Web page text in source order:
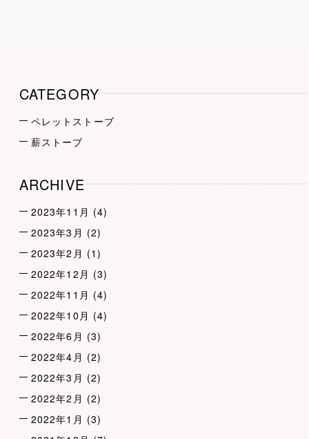
CATEGORY
ペレットストーブ
薪ストーブ
ARCHIVE
2023年11月 (4)
2023年3月 (2)
2023年2月 (1)
2022年12月 (3)
2022年11月 (4)
2022年10月 (4)
2022年6月 (3)
2022年4月 (2)
2022年3月 (2)
2022年2月 (2)
2022年1月 (3)